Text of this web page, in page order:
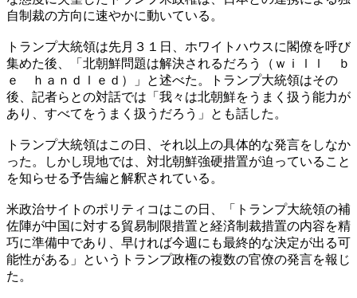
自制裁の方向に速やかに動いている。
トランプ大統領は先月３１日、ホワイトハウスに閣僚を呼び
集めた後、「北朝鮮問題は解決されるだろう（ｗｉｌｌ ｂ
ｅ ｈａｎｄｌｅｄ）」と述べた。トランプ大統領はその
後、記者らとの対話では「我々は北朝鮮をうまく扱う能力が
あり、すべてをうまく扱うだろう」とも話した。
トランプ大統領はこの日、それ以上の具体的な発言をしなか
った。しかし現地では、対北朝鮮強硬措置が迫っていること
を知らせる予告編と解釈されている。
米政治サイトのポリティコはこの日、「トランプ大統領の補
佐陣が中国に対する貿易制限措置と経済制裁措置の内容を精
巧に準備中であり、早ければ今週にも最終的な決定が出る可
能性がある」というトランプ政権の複数の官僚の発言を報じ
た。